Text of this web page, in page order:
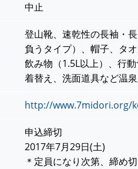
中止
登山靴、速乾性の長袖・
負うタイプ）、帽子、タ
飲み物（1.5L以上）、行動
着替え、洗面道具など温
http://www.7midori.org/
申込締切
2017年7月29日(土)
＊定員になり次第、締め切